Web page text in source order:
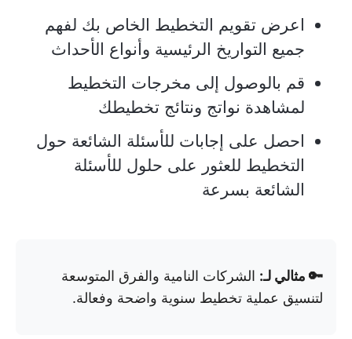
اعرض تقويم التخطيط الخاص بك لفهم
جميع التواريخ الرئيسية وأنواع الأحداث
قم بالوصول إلى مخرجات التخطيط
لمشاهدة نواتج ونتائج تخطيطك
احصل على إجابات للأسئلة الشائعة حول
التخطيط للعثور على حلول للأسئلة
الشائعة بسرعة
🔑 مثالي لـ: الشركات النامية والفرق المتوسعة
لتنسيق عملية تخطيط سنوية واضحة وفعالة.